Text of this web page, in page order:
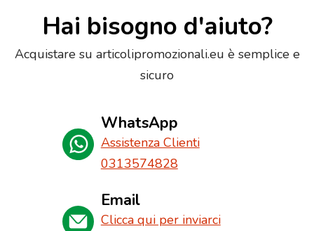
Hai bisogno d'aiuto?
Acquistare su articolipromozionali.eu è semplice e
sicuro
WhatsApp
Assistenza Clienti
0313574828
Email
Clicca qui per inviarci